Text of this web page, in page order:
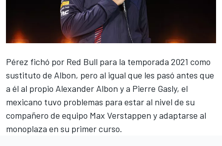
Pérez fichó por Red Bull para la temporada 2021 como
sustituto de Albon, pero al igual que les pasó antes que
a él al propio Alexander Albon y a Pierre Gasly, el
mexicano tuvo problemas para estar al nivel de su
compañero de equipo Max Verstappen y adaptarse al
monoplaza en su primer curso.